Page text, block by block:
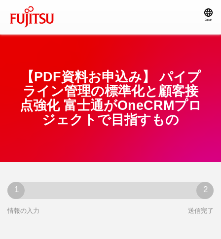
Japan
【PDF資料お申込み】 パイプ
ライン管理の標準化と顧客接
点強化 富士通がOneCRMプロ
ジェクトで目指すもの
情報の入力 送信完了